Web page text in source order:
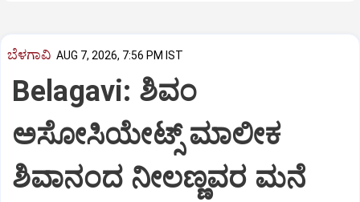
ಬೆಳಗಾವಿ AUG 7, 2026, 7:56 PM IST
Belagavi: ಶಿವಂ
ಅಸೋಸಿಯೇಟ್ಸ್ ಮಾಲೀಕ
ಶಿವಾನಂದ ನೀಲಣ್ಣವರ ಮನೆ